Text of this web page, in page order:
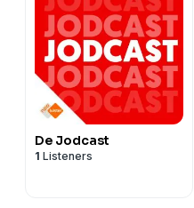
De Jodcast
1 Listeners